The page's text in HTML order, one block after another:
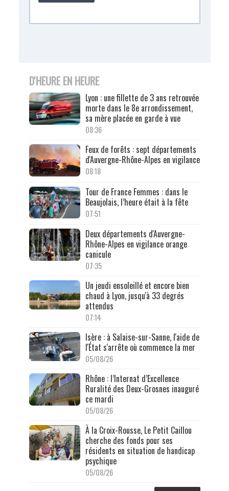
D'HEURE EN HEURE
Lyon : une fillette de 3 ans retrouvée
morte dans le 8e arrondissement,
sa mère placée en garde à vue
08:36
Feux de forêts : sept départements
d'Auvergne-Rhône-Alpes en vigilance
08:18
Tour de France Femmes : dans le
Beaujolais, l’heure était à la fête
07:51
Deux départements d'Auvergne-
Rhône-Alpes en vigilance orange
canicule
07:35
Un jeudi ensoleillé et encore bien
chaud à Lyon, jusqu'à 33 degrés
attendus
07:14
Isère : à Salaise-sur-Sanne, l'aide de
l'État s'arrête où commence la mer
05/08/26
Rhône : l’Internat d’Excellence
Ruralité des Deux-Grosnes inauguré
ce mardi
05/08/26
À la Croix-Rousse, Le Petit Caillou
cherche des fonds pour ses
résidents en situation de handicap
psychique
05/08/26